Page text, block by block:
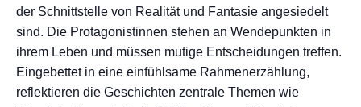
der Schnittstelle von Realität und Fantasie angesiedelt
sind. Die Protagonistinnen stehen an Wendepunkten in
ihrem Leben und müssen mutige Entscheidungen treffen.
Eingebettet in eine einfühlsame Rahmenerzählung,
reflektieren die Geschichten zentrale Themen wie